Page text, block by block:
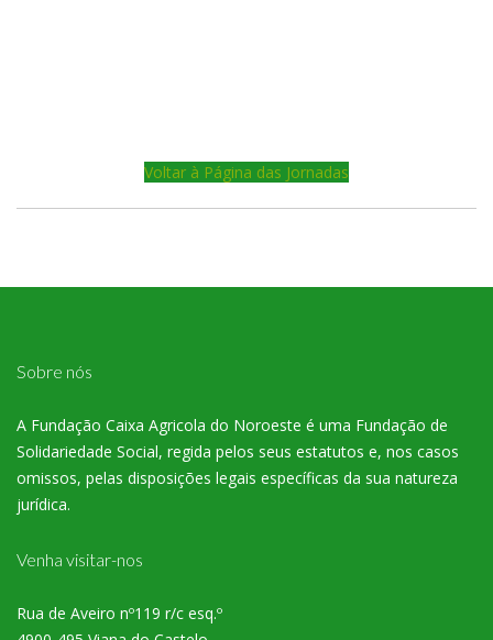
Voltar à Página das Jornadas
Sobre nós
A Fundação Caixa Agricola do Noroeste é uma Fundação de
Solidariedade Social, regida pelos seus estatutos e, nos casos
omissos, pelas disposições legais específicas da sua natureza
jurídica.
Venha visitar-nos
Rua de Aveiro nº119 r/c esq.º